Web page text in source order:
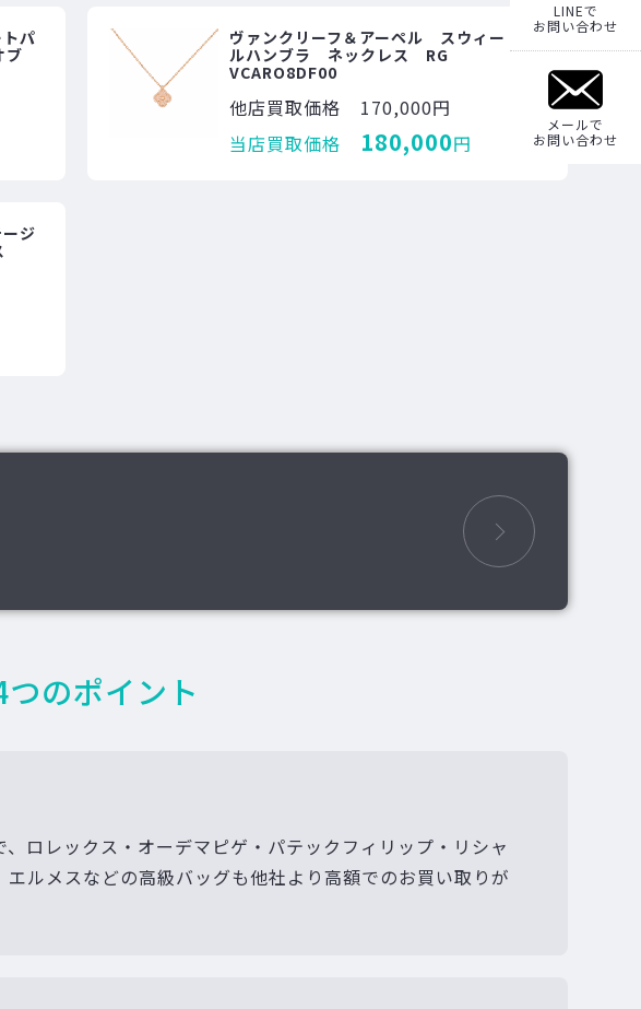
パ
ヴァンクリーフ＆アーペル スウィートア
ルハンブラ ネックレス RG
VCARO8DF00
他店買取価格
170,000円
当店買取価格
180,000円
ジ
つのポイント
ロレックス・オーデマピゲ・パテックフィリップ・リシャ
ルメスなどの高級バッグも他社より高額でのお買い取りが
LINEで
お問い合わせ
メールで
お問い合わせ